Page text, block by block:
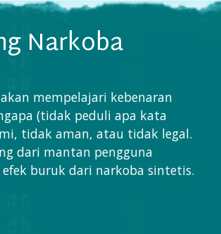
Narkoba
mempelajari kebenaran
(tidak peduli apa kata
tidak aman, atau tidak legal.
dari mantan pengguna
buruk dari narkoba sintetis.